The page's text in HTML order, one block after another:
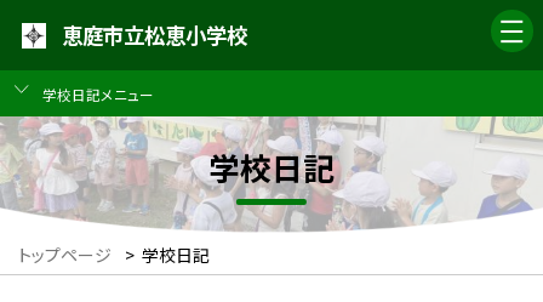
恵庭市立松恵小学校
学校日記メニュー
学校日記
トップページ > 学校日記